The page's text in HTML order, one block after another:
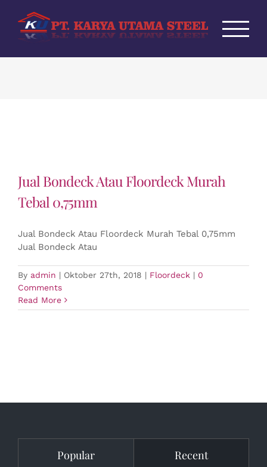
content
Jual Bondeck Atau Floordeck Murah
Tebal 0,75mm
Jual Bondeck Atau Floordeck Murah Tebal 0,75mm
Jual Bondeck Atau
By admin | Oktober 27th, 2018 | Floordeck | 0
Comments
Read More
Popular Recent